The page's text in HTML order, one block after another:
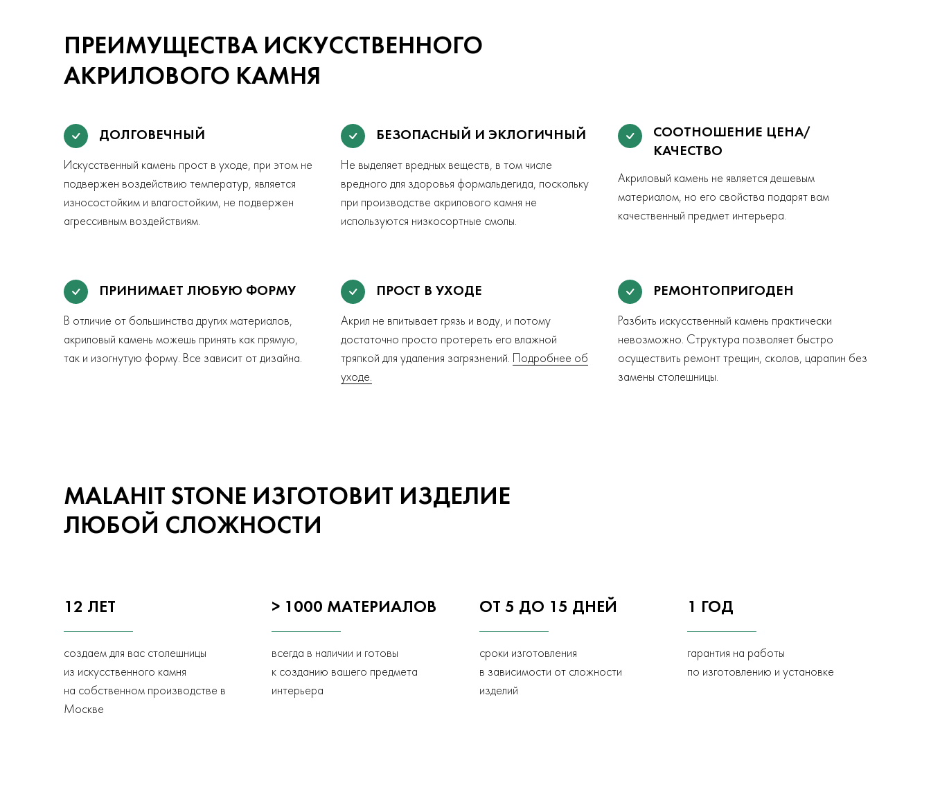
ПРЕИМУЩЕСТВА ИСКУССТВЕННОГО
АКРИЛОВОГО КАМНЯ
ДОЛГОВЕЧНЫЙ
Искусственный камень прост в уходе, при этом не
подвержен воздействию температур, является
износостойким и влагостойким, не подвержен
агрессивным воздействиям.
БЕЗОПАСНЫЙ И ЭКЛОГИЧНЫЙ
Не выделяет вредных веществ, в том числе
вредного для здоровья формальдегида, поскольку
при производстве акрилового камня не
используются низкосортные смолы.
СООТНОШЕНИЕ ЦЕНА/
КАЧЕСТВО
Акриловый камень не является дешевым
материалом, но его свойства подарят вам
качественный предмет интерьера.
ПРИНИМАЕТ ЛЮБУЮ ФОРМУ
В отличие от большинства других материалов,
акриловый камень можешь принять как прямую,
так и изогнутую форму. Все зависит от дизайна.
ПРОСТ В УХОДЕ
Акрил не впитывает грязь и воду, и потому
достаточно просто протереть его влажной
тряпкой для удаления загрязнений.
Подробнее об
уходе.
РЕМОНТОПРИГОДЕН
Разбить искусственный камень практически
невозможно. Структура позволяет быстро
осуществить ремонт трещин, сколов, царапин без
замены столешницы.
MALAHIT STONE ИЗГОТОВИТ ИЗДЕЛИЕ
ЛЮБОЙ СЛОЖНОСТИ
12 ЛЕТ
создаем для вас столешницы
из искусственного камня
на собственном производстве в
Москве
> 1000 МАТЕРИАЛОВ
всегда в наличии и готовы
к созданию вашего предмета
интерьера
ОТ 5 ДО 15 ДНЕЙ
сроки изготовления
в зависимости от сложности
изделий
1 ГОД
гарантия на работы
по изготовлению и установке